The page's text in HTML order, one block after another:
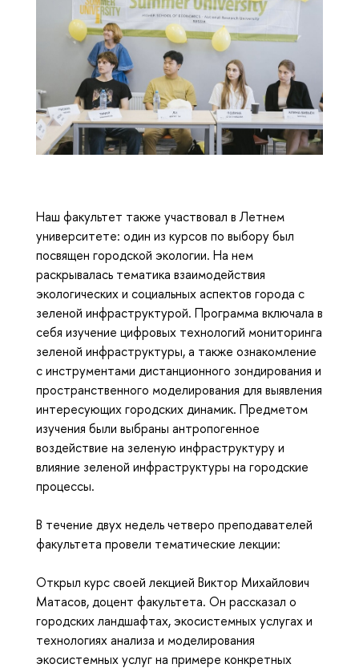
Наш факультет также участвовал в Летнем
университете: один из курсов по выбору был
посвящен городской экологии. На нем
раскрывалась тематика взаимодействия
экологических и социальных аспектов города с
зеленой инфраструктурой. Программа включала в
себя изучение цифровых технологий мониторинга
зеленой инфраструктуры, а также ознакомление
с инструментами дистанционного зондирования и
пространственного моделирования для выявления
интересующих городских динамик. Предметом
изучения были выбраны антропогенное
воздействие на зеленую инфраструктуру и
влияние зеленой инфраструктуры на городские
процессы.
В течение двух недель четверо преподавателей
факультета провели тематические лекции:
Открыл курс своей лекцией Виктор Михайлович
Матасов, доцент факультета. Он рассказал о
городских ландшафтах, экосистемных услугах и
технологиях анализа и моделирования
экосистемных услуг на примере конкретных